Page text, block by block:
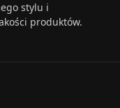
stylu i
produktów.